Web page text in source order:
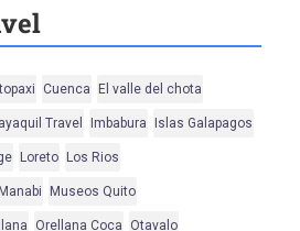
Cuenca El valle del chota
Travel Imbabura Islas Galapagos
Loreto Los Rios
Manabi Museos Quito
Orellana Coca Otavalo